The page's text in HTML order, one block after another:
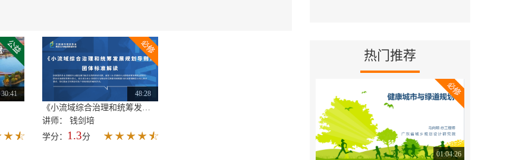
30:41 48:28
《小流域综合治理和统筹发展规划导则》团体标准解读
讲师： 钱剑培
学分： 1.3分
热门推荐
01:04:26